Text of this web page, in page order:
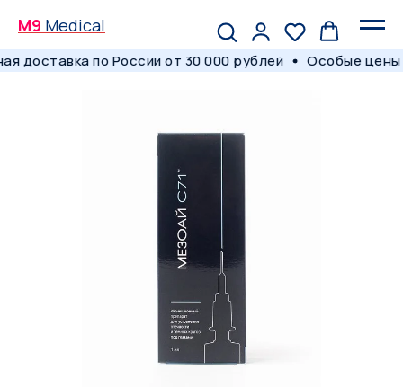
M9 Medical
доставка по России от 30 000 рублей Особые цены